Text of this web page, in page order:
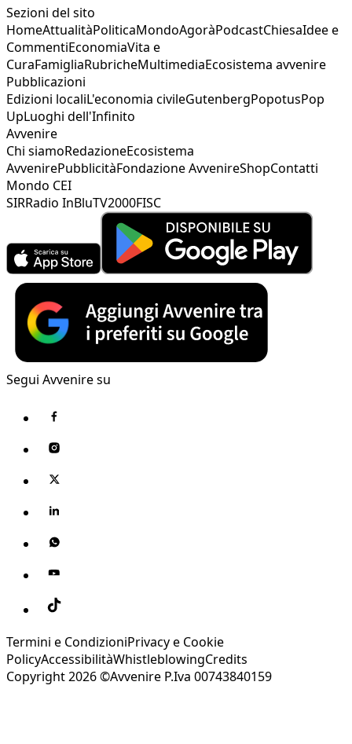
Sezioni del sito
HomeAttualitàPoliticaMondoAgoràPodcastChiesaIdee e
CommentiEconomiaVita e
CuraFamigliaRubricheMultimediaEcosistema avvenire
Pubblicazioni
Edizioni localiL'economia civileGutenbergPopotusPop
UpLuoghi dell'Infinito
Avvenire
Chi siamoRedazioneEcosistema
AvvenirePubblicitàFondazione AvvenireShopContatti
Mondo CEI
SIRRadio InBluTV2000FISC
Segui Avvenire su
Termini e CondizioniPrivacy e Cookie
PolicyAccessibilitàWhistleblowingCredits
Copyright 2026 ©Avvenire P.Iva 00743840159